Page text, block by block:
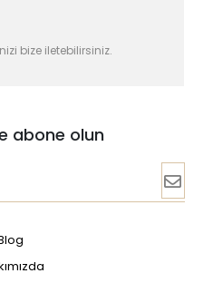
bize iletebilirsiniz.
abone olun